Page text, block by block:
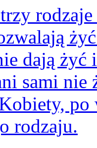
dają żyć
sami nie
po
rodzaju.